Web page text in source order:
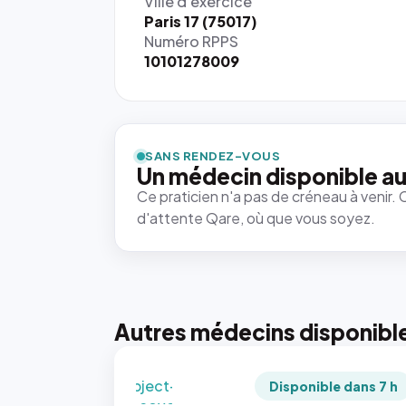
Paris 17 (75017)
Numéro RPPS
10101278009
SANS RENDEZ-VOUS
Un médecin disponible
Ce praticien n'a pas de créneau à
d'attente Qare, où que vous soyez.
Autres médecins
rendue par
`.profile-
picture`,
et un
rapport 1:1
qui reste
juste à
photo est
recadrée
`object-
Disponible dans 7 h